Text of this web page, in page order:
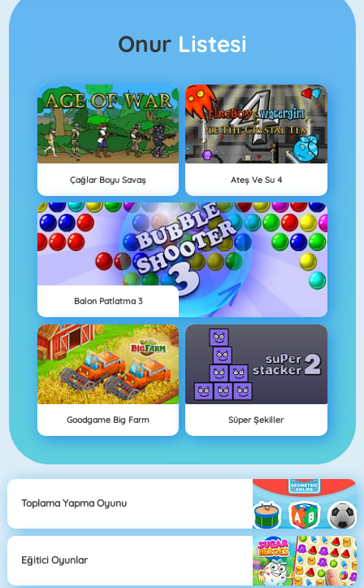
Onur Listesi
Çağlar Boyu Savaş Ateş Ve Su 4
Balon Patlatma 3
Goodgame Big Farm Süper Şekiller
Toplama Yapma Oyunu
Eğitici Oyunlar